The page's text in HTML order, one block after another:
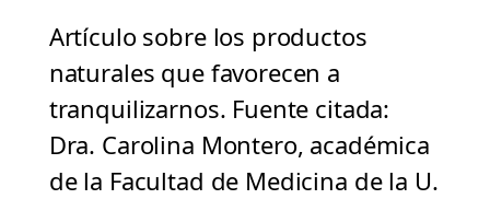
Artículo sobre los productos
naturales que favorecen a
tranquilizarnos. Fuente citada:
Dra. Carolina Montero, académica
de la Facultad de Medicina de la U.